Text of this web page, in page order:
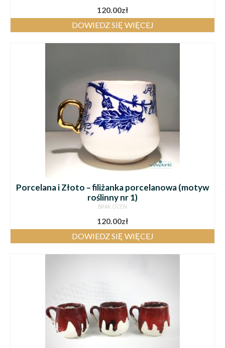
120.00zł
DOWIEDZ SIĘ WIĘCEJ
Porcelana i Złoto – filiżanka porcelanowa (motyw
roślinny nr 1)
BRAK OCEN
120.00zł
DOWIEDZ SIĘ WIĘCEJ